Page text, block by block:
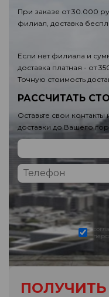
При заказе от 30.000
филиал, доставка
Если нет филиала и
доставка платная - от
Точную стоимость
РАССЧИТАТЬ
Оставьте свои
доставки до Вашего